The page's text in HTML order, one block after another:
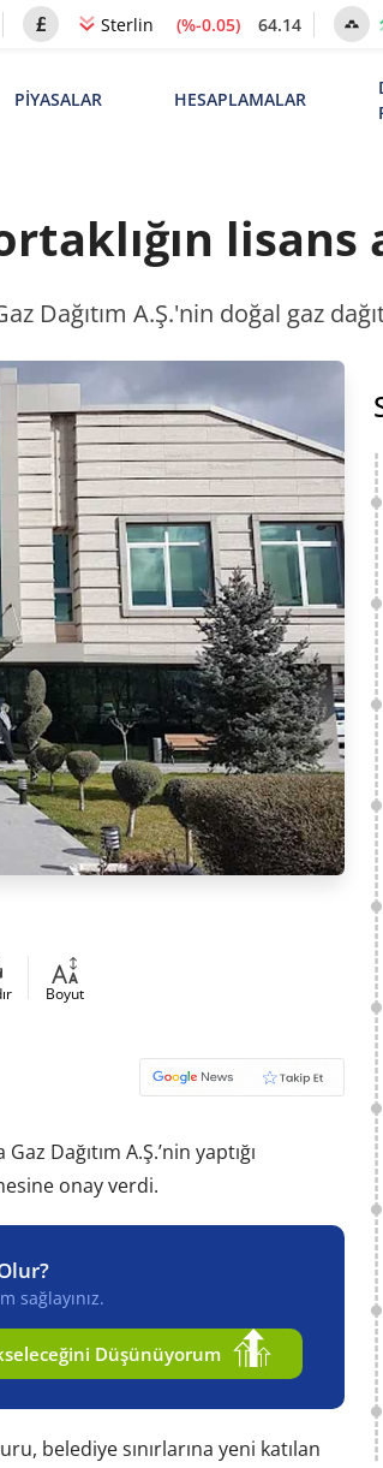
Sterlin (%-0.05) 64.14
PİYASALAR HESAPLAMALAR
lisans
Dağıtım A.Ş.'nin doğal gaz
Boyut
Dağıtım A.Ş.’nin yaptığı
onay verdi.
sağlayınız.
Düşünüyorum
belediye sınırlarına yeni katılan